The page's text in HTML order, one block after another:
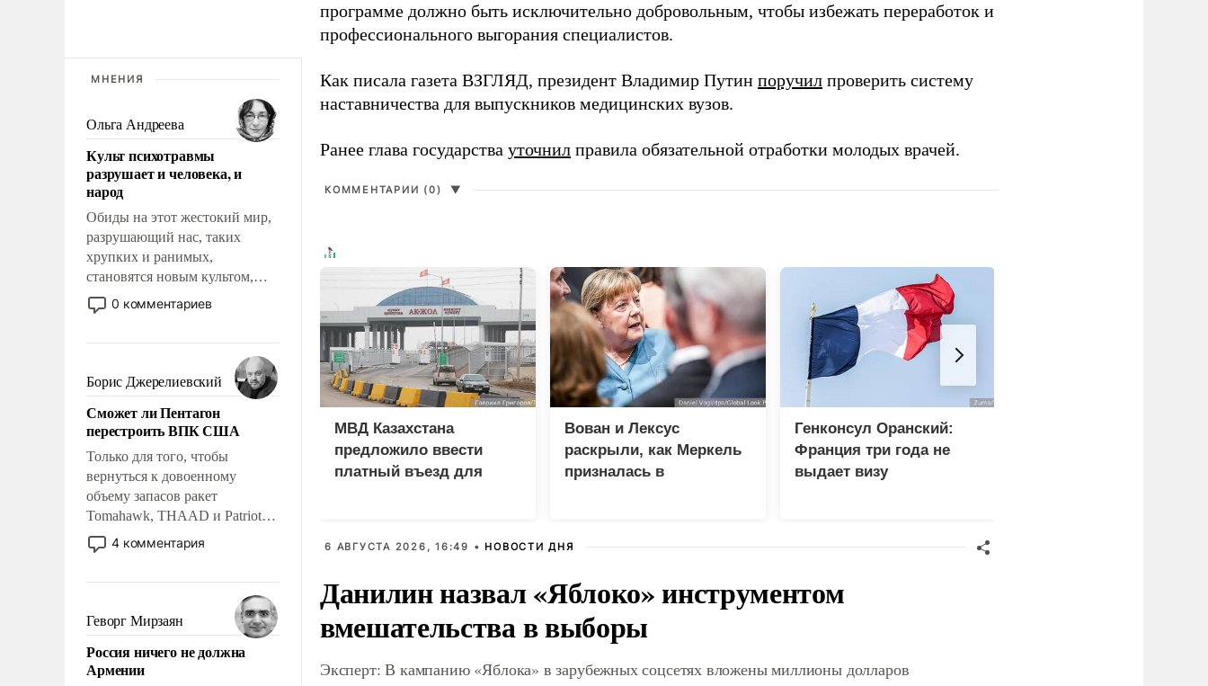
МНЕНИЯ
Ольга Андреева
Культ психотравмы
разрушает и человека, и
народ
Обиды на этот жестокий мир,
разрушающий нас, таких
хрупких и ранимых,
становятся новым культом,
постепенно вытесняя и
отменяя традиционное
мужественным и твердым под
ударами судьбы, брать на себя
ответственность, помогать
слабым, идти вперед и
адаптироваться.
0 комментариев
Борис Джерелиевский
Сможет ли Пентагон
перестроить ВПК США
Только для того, чтобы
вернуться к довоенному
объему запасов ракет
Tomahawk, THAAD и Patriot
США потребуется более трех
лет. Даже небольшая война с
Сложившаяся ситуация
означает многолетний период
уязвимости США, например,
перед Китаем.
4 комментария
Геворг Мирзаян
Россия ничего не должна
Армении
программе должно быть исключительно добровольным, чтобы избежать переработок и
профессионального выгорания специалистов.
Как писала газета ВЗГЛЯД, президент Владимир Путин поручил проверить систему
наставничества для выпускников медицинских вузов.
Ранее глава государства уточнил правила обязательной отработки молодых врачей.
КОММЕНТАРИИ (0) ▼
МВД Казахстана
предложило ввести
платный въезд для
Вован и Лексус
раскрыли, как Меркель
призналась в
Генконсул Оранский:
Франция три года не
выдает визу
6 АВГУСТА 2026, 16:49 • НОВОСТИ ДНЯ
Данилин назвал «Яблоко» инструментом
вмешательства в выборы
Эксперт: В кампанию «Яблока» в зарубежных соцсетях вложены миллионы долларов